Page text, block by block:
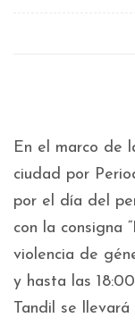
En el marco de
ciudad por
por el día del
con la consigna
violencia de
y hasta las
Tandil se